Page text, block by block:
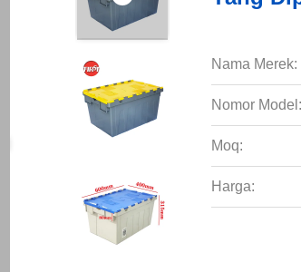
Nama Merek:
Nomor Model:
Moq:
Harga: